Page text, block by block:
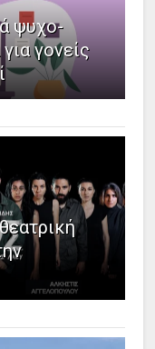
ψυχο-
γονείς